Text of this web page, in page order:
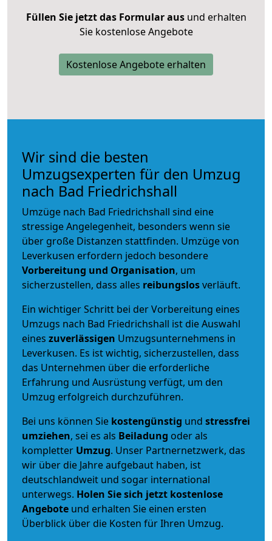
Füllen Sie jetzt das Formular ausund erhalten
Sie kostenlose Angebote
Kostenlose Angebote erhalten
Wir sind die besten
Umzugsexperten für den Umzug
nach Bad Friedrichshall
Umzüge nach Bad Friedrichshall sind eine
stressige Angelegenheit, besonders wenn sie
über große Distanzen stattfinden. Umzüge von
Leverkusen erfordern jedoch besondere
Vorbereitung und Organisation, um
sicherzustellen, dass alles reibungslosverläuft.
Ein wichtiger Schritt bei der Vorbereitung eines
Umzugs nach Bad Friedrichshall ist die Auswahl
eines zuverlässigen Umzugsunternehmens in
Leverkusen. Es ist wichtig, sicherzustellen, dass
das Unternehmen über die erforderliche
Erfahrung und Ausrüstung verfügt, um den
Umzug erfolgreich durchzuführen.
Bei uns können Sie kostengünstig und stressfrei
umziehen, sei es als Beiladung oder als
kompletter Umzug. Unser Partnernetzwerk, das
wir über die Jahre aufgebaut haben, ist
deutschlandweit und sogar international
unterwegs. Holen Sie sich jetzt kostenlose
Angebote und erhalten Sie einen ersten
Überblick über die Kosten für Ihren Umzug.